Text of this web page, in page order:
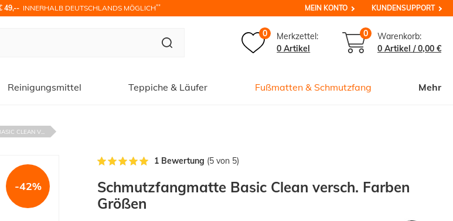
49,-- INNERHALB DEUTSCHLANDS MÖGLICH** MEIN KONTO KUNDENSUPPORT
0
Merkzettel:
0 Artikel
0
Warenkorb:
0 Artikel /0,00 €
Reinigungsmittel Teppiche & Läufer Fußmatten & Schmutzfang Mehr
CLEAN V...
-42%
Schmutzfangmatte Basic Clean versch. Farben
Größen
1 Bewertung (5 von 5)